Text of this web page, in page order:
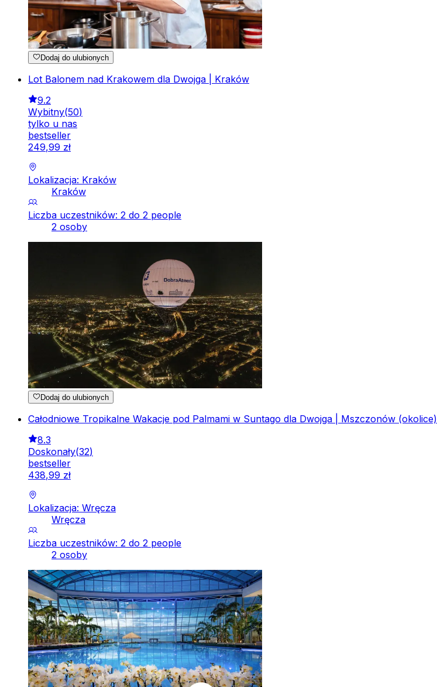
Dodaj do ulubionych
Lot Balonem nad Krakowem dla Dwojga | Kraków
9.2
Wybitny(50)
tylko u nas
bestseller
249,99 zł
Lokalizacja: Kraków
Kraków
Liczba uczestników: 2 do 2 people
2 osoby
Dodaj do ulubionych
Całodniowe Tropikalne Wakacje pod Palmami w Suntago dla Dwojga | Mszczonów (okolice)
8.3
Doskonały(32)
bestseller
438,99 zł
Lokalizacja: Wręcza
Wręcza
Liczba uczestników: 2 do 2 people
2 osoby